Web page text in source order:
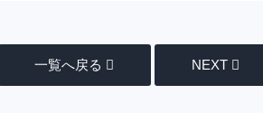
一覧へ戻る NEXT